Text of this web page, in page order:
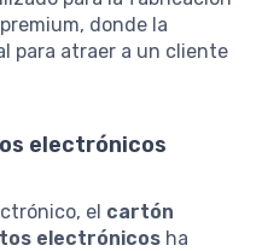
donde la
para atraer a un cliente
electrónicos
el cartón
electrónicos ha